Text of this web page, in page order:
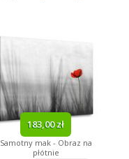
183,00 zł
Samotny mak - Obraz na
płótnie